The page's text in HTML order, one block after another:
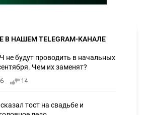
В НАШЕМ TELEGRAM-КАНАЛЕ
будут проводить в начальных
Чем их заменят?
14
тост на свадьбе и